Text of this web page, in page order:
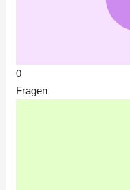
0
Fragen